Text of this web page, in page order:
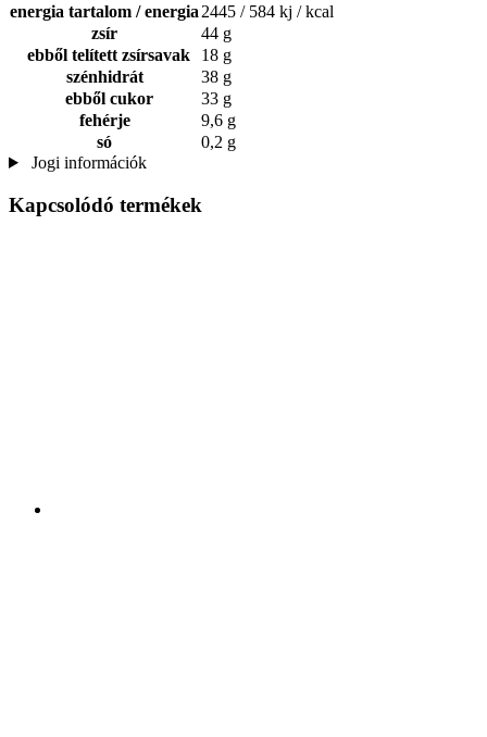
energia tartalom / energia 2445 / 584 kj / kcal
zsír
44 g
ebből telített zsírsavak
18 g
szénhidrát
38 g
ebből cukor
33 g
fehérje
9,6 g
só
0,2 g
Jogi információk
Kapcsolódó termékek